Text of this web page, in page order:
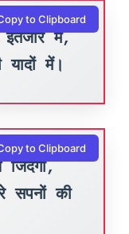
इंतजार में,
यादों में।
to Clipboard
जिंदगी,
सपनों की
to Clipboard